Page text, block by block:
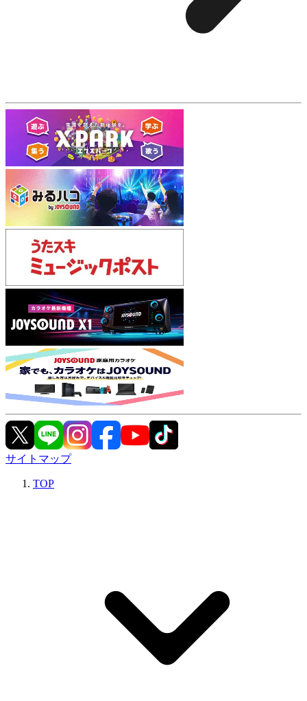
サイトマップ
TOP